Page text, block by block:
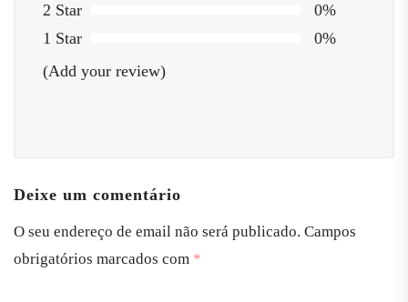
2 Star
0%
1 Star
0%
(Add your review)
Deixe um comentário
O seu endereço de email não será publicado. Campos
obrigatórios marcados com *